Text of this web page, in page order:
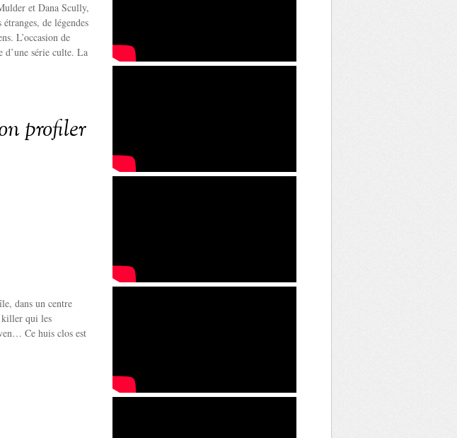
et Dana Scully,
de légendes
L’occasion de
d’une série culte. La
profiler
dans un centre
killer qui les
Ce huis clos est